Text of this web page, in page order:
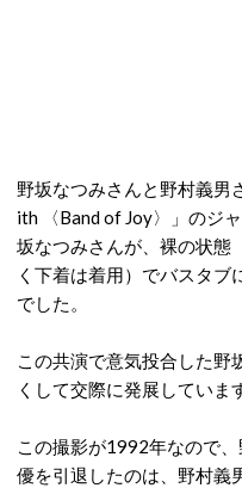
野坂なつみさんと野村義男
ith 〈Band of Joy〉」のジ
坂なつみさんが、裸の状態
く下着は着用）でバスタブ
でした。
この共演で意気投合した野
くして交際に発展していま
この撮影が1992年なので
優を引退したのは、野村義